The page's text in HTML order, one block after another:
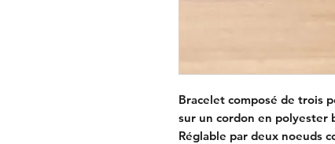
Bracelet composé de trois
sur un cordon en polyester
Réglable par deux noeuds